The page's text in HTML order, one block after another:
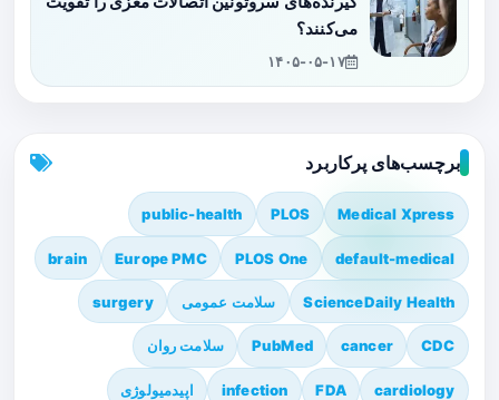
می‌کنند؟
۱۴۰۵-۰۵-۱۷
برچسب‌های پرکاربرد
Medical Xpress
PLOS
public-health
default-medical
PLOS One
Europe PMC
brain
ScienceDaily Health سلامت عمومی surgery
CDC
cancer
PubMed سلامت روان
cardiology
FDA
infection اپیدمیولوژی